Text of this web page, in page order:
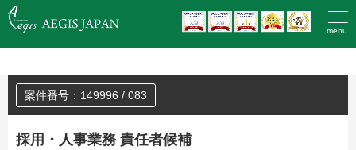
menu
HOME
案件番号：149996 / 083
採用・人事業務 責任者候補